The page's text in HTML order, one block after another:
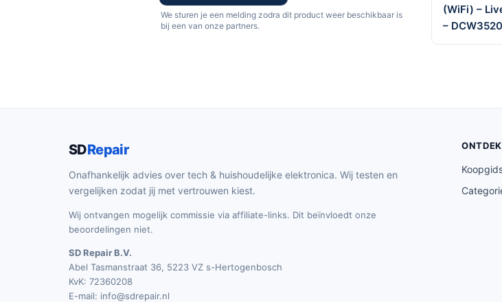
We sturen je een melding zodra dit product weer beschikbaar is
bij een van onze partners.
(WiFi) –
–
SDRepair
Onafhankelijk advies over tech & huishoudelijke elektronica. Wij testen en
vergelijken zodat jij met vertrouwen kiest.
Wij ontvangen mogelijk commissie via affiliate-links. Dit beïnvloedt onze
beoordelingen niet.
SD Repair B.V.
Abel Tasmanstraat 36, 5223 VZ s-Hertogenbosch
KvK: 72360208
E-mail: info@sdrepair.nl
ONTDEK